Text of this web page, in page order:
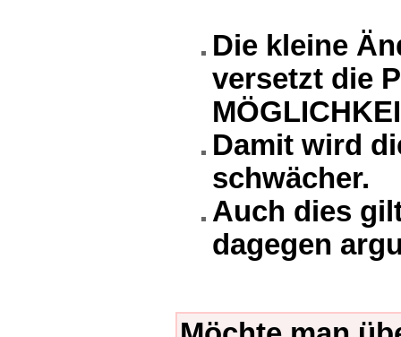
Die kleine
versetzt die
Damit wird
schwächer.
Auch dies
dagegen